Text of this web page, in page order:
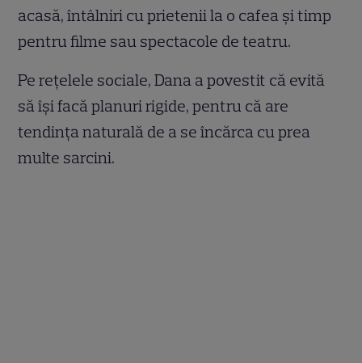
acasă, întâlniri cu prietenii la o cafea și timp
pentru filme sau spectacole de teatru.
Pe rețelele sociale, Dana a povestit că evită
să își facă planuri rigide, pentru că are
tendința naturală de a se încărca cu prea
multe sarcini.